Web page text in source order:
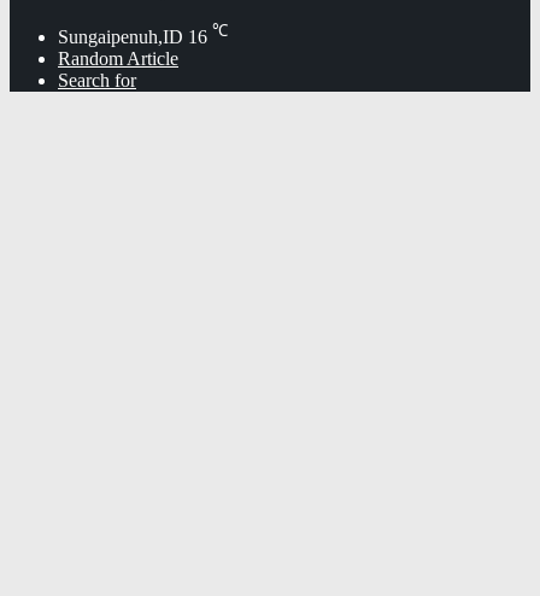
Sungaipenuh,ID 16 ℃
Random Article
Search for